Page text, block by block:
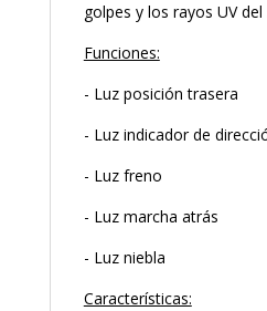
golpes y los rayos UV del
Funciones:
- Luz posición trasera
- Luz indicador de
- Luz freno
- Luz marcha atrás
- Luz niebla
Características: